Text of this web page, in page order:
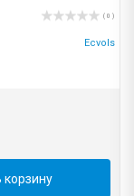
( 0 )
Ecvols
корзину